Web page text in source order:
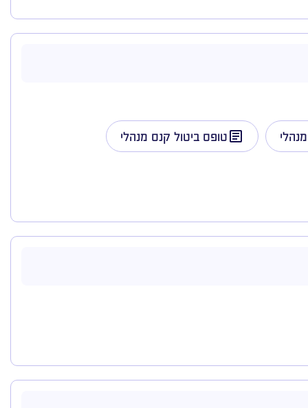
טופס ביטול קנס מנהלי